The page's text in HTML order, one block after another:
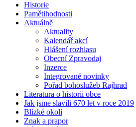
Historie
Pamětihodnosti
Aktuálně
Aktuality
Kalendář akcí
Hlášení rozhlasu
Obecní Zpravodaj
Inzerce
Integrované novinky
Pořad bohoslužeb Rajhrad
Literatura o historii obce
Jak jsme slavili 670 let v roce 2019
Blízké okolí
Znak a prapor